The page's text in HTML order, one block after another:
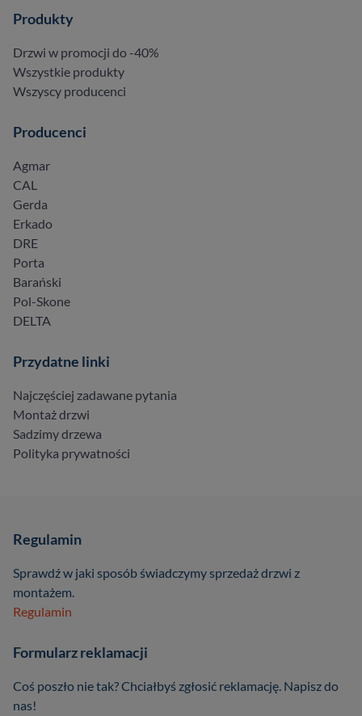
Produkty
Drzwi w promocji do -40%
Wszystkie produkty
Wszyscy producenci
Producenci
Agmar
CAL
Gerda
Erkado
DRE
Porta
Barański
Pol-Skone
DELTA
Przydatne linki
Najczęściej zadawane pytania
Montaż drzwi
Sadzimy drzewa
Polityka prywatności
Regulamin
Sprawdź w jaki sposób świadczymy sprzedaż drzwi z
montażem.
Regulamin
Formularz reklamacji
Coś poszło nie tak? Chciałbyś zgłosić reklamację. Napisz do
nas!